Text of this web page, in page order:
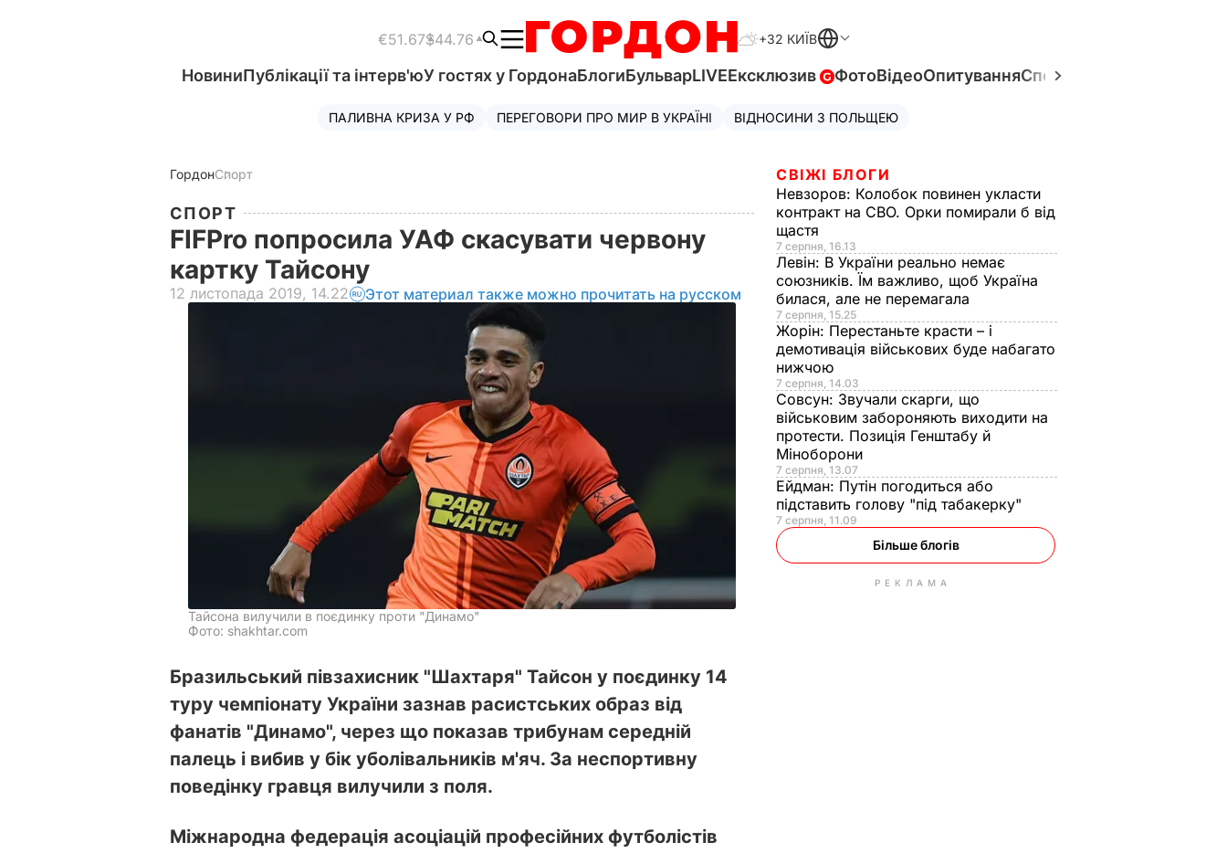
€51.67$44.76 +32 КИЇВ
НовиниПублікації та інтерв'юУ гостях у ГордонаБлогиБульварLIVEЕксклюзив ФотоВідеоОпитуванняСпецпроєкти
ПАЛИВНА КРИЗА У РФ ПЕРЕГОВОРИ ПРО МИР В УКРАЇНІ ВІДНОСИНИ З ПОЛЬЩЕЮ
ГордонСпорт
СПОРТ
FIFPro попросила УАФ скасувати червону
картку Тайсону
12 листопада 2019, 14.22 Этот материал также можно прочитать на русском
Тайсона вилучили в поєдинку проти "Динамо"
Фото: shakhtar.com
Бразильський півзахисник "Шахтаря" Тайсон у поєдинку 14
туру чемпіонату України зазнав расистських образ від
фанатів "Динамо", через що показав трибунам середній
палець і вибив у бік уболівальників м'яч. За неспортивну
поведінку гравця вилучили з поля.
Міжнародна федерація асоціацій професійних футболістів
СВІЖІ БЛОГИ
Невзоров: Колобок повинен укласти
контракт на СВО. Орки помирали б від
щастя
7 серпня, 16.13
Левін: В України реально немає
союзників. Їм важливо, щоб Україна
билася, але не перемагала
7 серпня, 15.25
Жорін: Перестаньте красти – і
демотивація військових буде набагато
нижчою
7 серпня, 14.03
Совсун: Звучали скарги, що
військовим забороняють виходити на
протести. Позиція Генштабу й
Міноборони
7 серпня, 13.07
Ейдман: Путін погодиться або
підставить голову "під табакерку"
7 серпня, 11.09
Більше блогів
РЕКЛАМА